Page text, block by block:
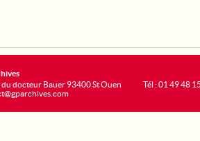
du docteur Bauer 93400 St Ouen
Tél : 01 49 48